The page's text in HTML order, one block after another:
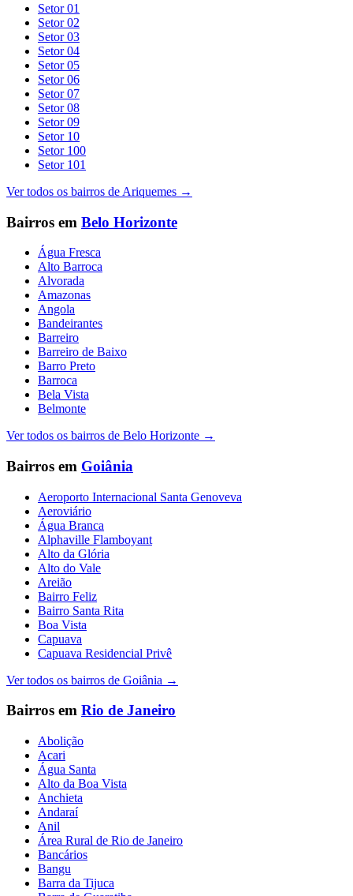
Setor 01
Setor 02
Setor 03
Setor 04
Setor 05
Setor 06
Setor 07
Setor 08
Setor 09
Setor 10
Setor 100
Setor 101
Ver todos os bairros de Ariquemes →
Bairros em Belo Horizonte
Água Fresca
Alto Barroca
Alvorada
Amazonas
Angola
Bandeirantes
Barreiro
Barreiro de Baixo
Barro Preto
Barroca
Bela Vista
Belmonte
Ver todos os bairros de Belo Horizonte →
Bairros em Goiânia
Aeroporto Internacional Santa Genoveva
Aeroviário
Água Branca
Alphaville Flamboyant
Alto da Glória
Alto do Vale
Areião
Bairro Feliz
Bairro Santa Rita
Boa Vista
Capuava
Capuava Residencial Privê
Ver todos os bairros de Goiânia →
Bairros em Rio de Janeiro
Abolição
Acari
Água Santa
Alto da Boa Vista
Anchieta
Andaraí
Anil
Área Rural de Rio de Janeiro
Bancários
Bangu
Barra da Tijuca